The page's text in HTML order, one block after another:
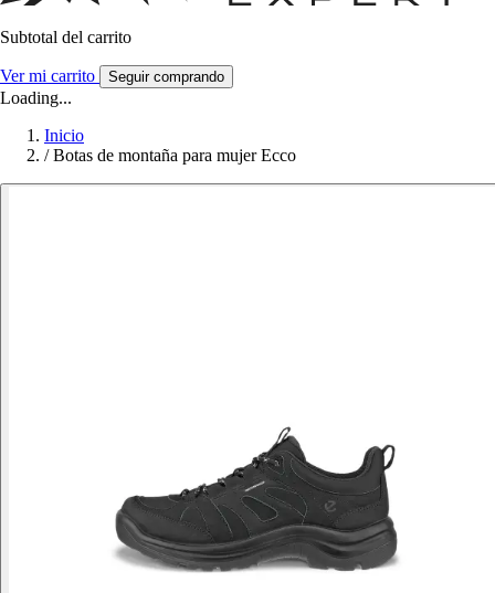
Subtotal del carrito
Ver mi carrito Seguir comprando
Loading...
Inicio
/ Botas de montaña para mujer Ecco